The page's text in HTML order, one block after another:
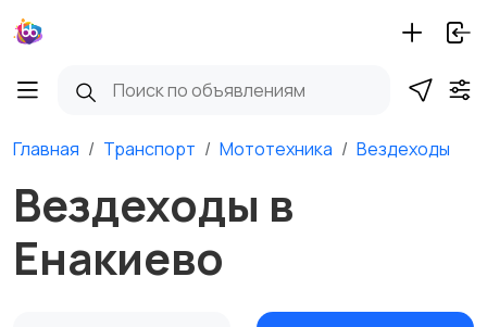
Главная Транспорт Мототехника Вездеходы
Вездеходы в
Енакиево